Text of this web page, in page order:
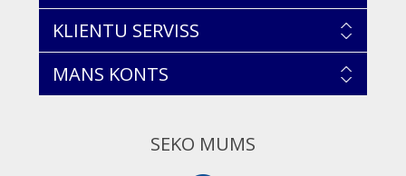
KLIENTU SERVISS
MANS KONTS
SEKO MUMS